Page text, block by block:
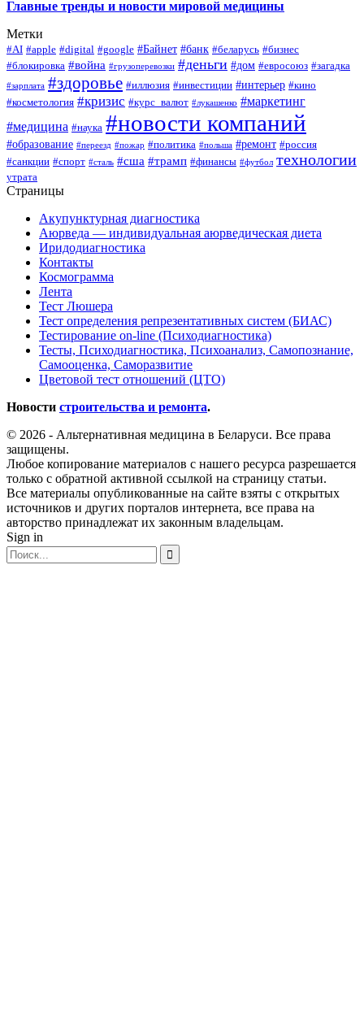
Главные тренды и новости мировой медицины
Метки
#AI #apple #digital #google #Байнет #банк #беларусь #бизнес
#блокировка #война #грузоперевозки #деньги #дом #евросоюз #загадка
#зарплата #здоровье #иллюзия #инвестиции #интерьер #кино
#косметология #кризис #курс_валют #лукашенко #маркетинг
#медицина #наука #новости компаний
#образование #переезд #пожар #политика #польша #ремонт #россия
#санкции #спорт #сталь #сша #трамп #финансы #футбол технологии
утрата
Страницы
Акупунктурная диагностика
Аюрведа — индивидуальная аюрведическая диета
Иридодиагностика
Контакты
Космограмма
Лента
Тест Люшера
Тест определения репрезентативных систем (БИАС)
Тестирование on-line (Психодиагностика)
Тесты, Психодиагностика, Психоанализ, Самопознание,
Самооценка, Саморазвитие
Цветовой тест отношений (ЦТО)
Новости строительства и ремонта.
© 2026 - Альтернативная медицина в Беларуси. Все права
защищены.
Любое копирование материалов с нашего ресурса разрешается
только с обратной активной ссылкой на страницу статьи.
Все материалы опубликованные на сайте взяты с открытых
источников и других порталов интернета, все права на
авторство принадлежат их законным владельцам.
Sign in